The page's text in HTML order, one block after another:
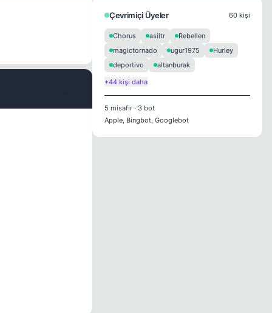
Çevrimiçi Üyeler 60 kişi
Chorus asiltr
Rebellen
magictornado
ugur1975
Hurley
deportivo
altanburak
+44 kişi daha
5 misafir · 3 bot
Apple, Bingbot, Googlebot